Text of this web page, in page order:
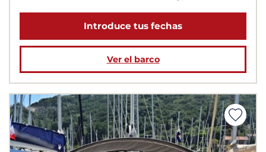
Introduce tus fechas
Ver el barco